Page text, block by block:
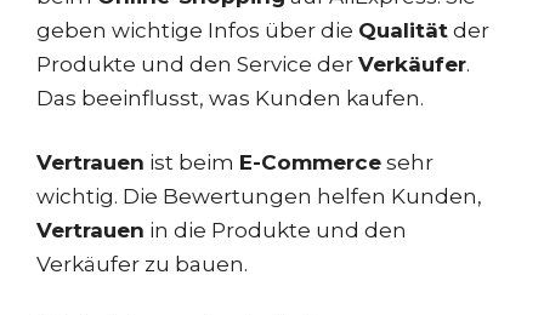
geben wichtige Infos über die Qualität der
Produkte und den Service der Verkäufer.
Das beeinflusst, was Kunden kaufen.
Vertrauen ist beim E-Commerce sehr
wichtig. Die Bewertungen helfen Kunden,
Vertrauen in die Produkte und den
Verkäufer zu bauen.